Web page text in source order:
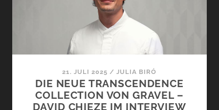
STÄRKE
21. JULI 2025 /JULIA BIRÓ
DIE NEUE TRANSCENDENCE
COLLECTION VON GRAVEL –
DAVID CHIEZE IM INTERVIEW